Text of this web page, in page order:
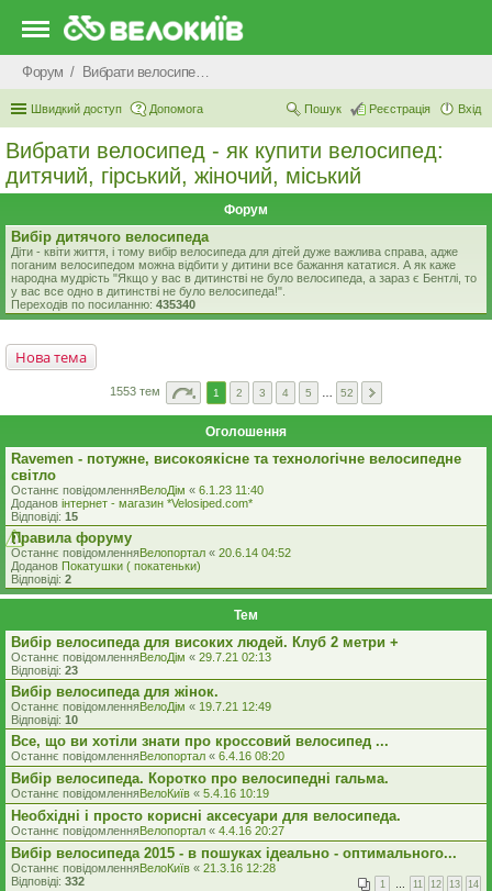
Форум Вибрати велосипед - як купити велосипед: дитячий, гірський, жіночий, міський
Швидкий доступ Допомога Вхід
Реєстрація
Пошук
Вибрати велосипед - як купити велосипед:
дитячий, гірський, жіночий, міський
Форум
Вибір дитячого велосипеда
Діти - квіти життя, і тому вибір велосипеда для дітей дуже важлива справа, адже
поганим велосипедом можна відбити у дитини все бажання кататися. А як каже
народна мудрість "Якщо у вас в дитинстві не було велосипеда, а зараз є Бентлі, то
у вас все одно в дитинстві не було велосипеда!".
Переходів по посиланню: 435340
Нова тема
1553 тем 1 2 3 4 5 52
Оголошення
Ravemen - потужне, високоякісне та технологічне велосипедне
світло
Останнє повідомленняВелоДім « 6.1.23 11:40
Доданов iнтернет - магазин *Velosiped.com*
Відповіді: 15
Правила форуму
Останнє повідомленняВелопортал « 20.6.14 04:52
Доданов Покатушки ( покатеньки)
Відповіді: 2
Тем
Вибір велосипеда для високих людей. Клуб 2 метри +
Останнє повідомленняВелоДім « 29.7.21 02:13
Відповіді: 23
Вибір велосипеда для жінок.
Останнє повідомленняВелоДім « 19.7.21 12:49
Відповіді: 10
Все, що ви хотіли знати про кроссовий велосипед ...
Останнє повідомленняВелопортал « 6.4.16 08:20
Вибір велосипеда. Коротко про велосипедні гальма.
Останнє повідомленняВелоКиїв « 5.4.16 10:19
Необхідні і просто корисні аксесуари для велосипеда.
Останнє повідомленняВелопортал « 4.4.16 20:27
Вибiр велосипеда 2015 - в пошуках iдеально - оптимального...
Останнє повідомленняВелоКиїв « 21.3.16 12:28
Відповіді: 332 1 … 11 12 13 14